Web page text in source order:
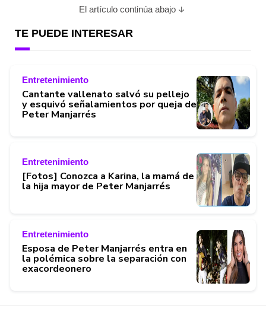
El artículo continúa abajo
TE PUEDE INTERESAR
Entretenimiento
Cantante vallenato salvó su pellejo
y esquivó señalamientos por queja de
Peter Manjarrés
Entretenimiento
[Fotos] Conozca a Karina, la mamá de
la hija mayor de Peter Manjarrés
Entretenimiento
Esposa de Peter Manjarrés entra en
la polémica sobre la separación con
exacordeonero